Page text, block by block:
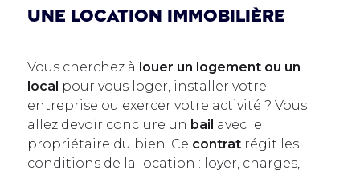
une location immobilière
Vous cherchez à louer un logement ou un
local pour vous loger, installer votre
entreprise ou exercer votre activité ? Vous
allez devoir conclure un bail avec le
propriétaire du bien. Ce contrat régit les
conditions de la location : loyer, charges,